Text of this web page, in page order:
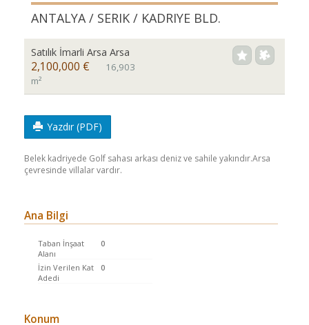
ANTALYA / SERIK / KADRIYE BLD.
Satılık İmarli Arsa Arsa
2,100,000 €
16,903
m²
Yazdır (PDF)
Belek kadriyede Golf sahası arkası deniz ve sahile yakındır.Arsa
çevresinde villalar vardır.
Ana Bilgi
Taban İnşaat
Alanı
0
İzin Verilen Kat
Adedi
0
Konum